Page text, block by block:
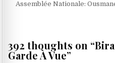
Assemblée Nationale:
392 thoughts on “
Garde À Vue”